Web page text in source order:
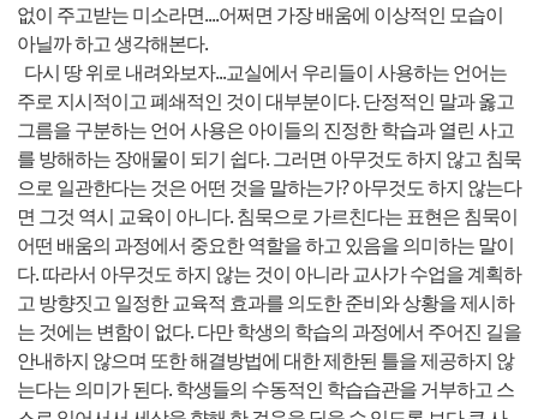
없이 주고받는 미소라면....어쩌면 가장 배움에 이상적인 모습이
아닐까 하고 생각해본다.
다시 땅 위로 내려와보자...교실에서 우리들이 사용하는 언어는
주로 지시적이고 폐쇄적인 것이 대부분이다. 단정적인 말과 옳고
그름을 구분하는 언어 사용은 아이들의 진정한 학습과 열린 사고
를 방해하는 장애물이 되기 쉽다. 그러면 아무것도 하지 않고 침묵
으로 일관한다는 것은 어떤 것을 말하는가? 아무것도 하지 않는다
면 그것 역시 교육이 아니다. 침묵으로 가르친다는 표현은 침묵이
어떤 배움의 과정에서 중요한 역할을 하고 있음을 의미하는 말이
다. 따라서 아무것도 하지 않는 것이 아니라 교사가 수업을 계획하
고 방향짓고 일정한 교육적 효과를 의도한 준비와 상황을 제시하
는 것에는 변함이 없다. 다만 학생의 학습의 과정에서 주어진 길을
안내하지 않으며 또한 해결방법에 대한 제한된 틀을 제공하지 않
는다는 의미가 된다. 학생들의 수동적인 학습습관을 거부하고 스